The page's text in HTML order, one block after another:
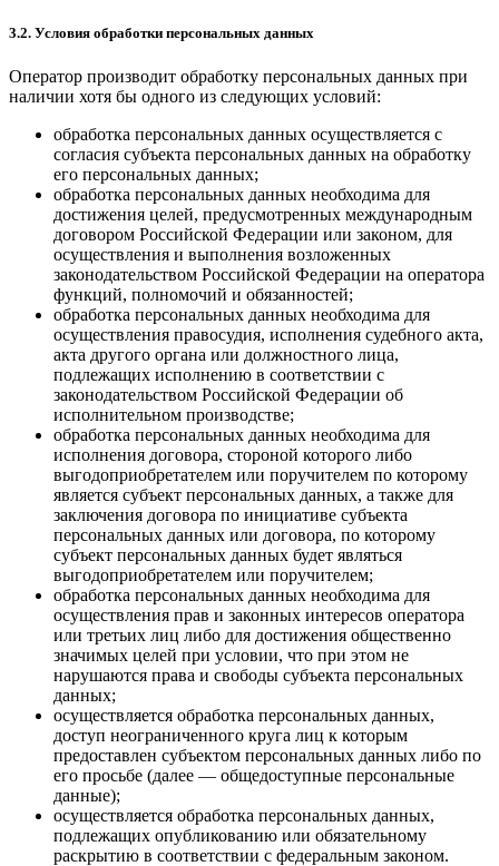
3.2. Условия обработки персональных данных
Оператор производит обработку персональных данных при
наличии хотя бы одного из следующих условий:
обработка персональных данных осуществляется с
согласия субъекта персональных данных на обработку
его персональных данных;
обработка персональных данных необходима для
достижения целей, предусмотренных международным
договором Российской Федерации или законом, для
осуществления и выполнения возложенных
законодательством Российской Федерации на оператора
функций, полномочий и обязанностей;
обработка персональных данных необходима для
осуществления правосудия, исполнения судебного акта,
акта другого органа или должностного лица,
подлежащих исполнению в соответствии с
законодательством Российской Федерации об
исполнительном производстве;
обработка персональных данных необходима для
исполнения договора, стороной которого либо
выгодоприобретателем или поручителем по которому
является субъект персональных данных, а также для
заключения договора по инициативе субъекта
персональных данных или договора, по которому
субъект персональных данных будет являться
выгодоприобретателем или поручителем;
обработка персональных данных необходима для
осуществления прав и законных интересов оператора
или третьих лиц либо для достижения общественно
значимых целей при условии, что при этом не
нарушаются права и свободы субъекта персональных
данных;
осуществляется обработка персональных данных,
доступ неограниченного круга лиц к которым
предоставлен субъектом персональных данных либо по
его просьбе (далее — общедоступные персональные
данные);
осуществляется обработка персональных данных,
подлежащих опубликованию или обязательному
раскрытию в соответствии с федеральным законом.